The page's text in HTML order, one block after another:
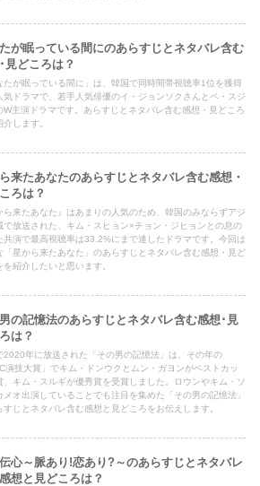
が眠っている間にのあらすじとネタバレ含む
見どころは？
たが眠っている間に」は、韓国で同時間帯視聴率1位を獲得
気ドラマで、若手人気俳優のイ・ジョンソクさんとペ・スジ
W主演ドラマです。あらすじとネタバレ含む感想・見どころ
介します。
来たあなたのあらすじとネタバレ含む感想・
ろは？
ら来たあなた』はあまりの人気のため、韓国のみならずアジ
で放送された、キム・スヒョン×チョン・ジヒョンとの息の
共演で最高視聴率は33.2%にまで達したドラマです。今回は
「星から来たあなた」のあらすじとネタバレ含む感想・見ど
を紹介したいと思います。
の記憶法のあらすじとネタバレ含む感想･見
は？
2020年に放送された「その男の記憶法」は、その年の
演技大賞」でキム・ドンウクとムン・ガヨンがベストカッ
、キム・スルギが優秀賞を受賞しました。ロウンやキム・ソ
メオ出演していることでも注目を集めた「その男の記憶法」
すじとネタバレ含む感想と見どころをお伝えします。
心～脈あり!恋あり?～のあらすじとネタバレ
想と見どころは？